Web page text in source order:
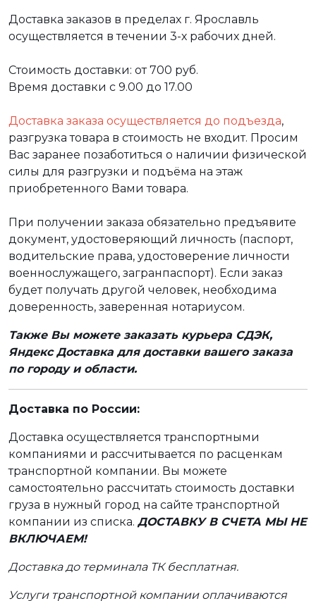
Доставка заказов в пределах г. Ярославль
осуществляется в течении 3-х рабочих дней.
Стоимость доставки: от 700 руб.
Время доставки с 9.00 до 17.00
Доставка заказа осуществляется до подъезда,
разгрузка товара в стоимость не входит. Просим
Вас заранее позаботиться о наличии физической
силы для разгрузки и подъёма на этаж
приобретенного Вами товара.
При получении заказа обязательно предъявите
документ, удостоверяющий личность (паспорт,
водительские права, удостоверение личности
военнослужащего, загранпаспорт). Если заказ
будет получать другой человек, необходима
доверенность, заверенная нотариусом.
Также Вы можете заказать курьера СДЭК,
Яндекс Доставка для доставки вашего заказа
по городу и области.
Доставка по России:
Доставка осуществляется транспортными
компаниями и рассчитывается по расценкам
транспортной компании. Вы можете
самостоятельно рассчитать стоимость доставки
груза в нужный город на сайте транспортной
компании из списка. ДОСТАВКУ В СЧЕТА МЫ НЕ
ВКЛЮЧАЕМ!
Доставка до терминала ТК бесплатная.
Услуги транспортной компании оплачиваются